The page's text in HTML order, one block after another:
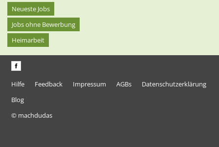
Neueste Jobs
Jobs ohne Bewerbung
Heimarbeit
Hilfe Feedback Impressum AGBs
Datenschutzerklärung
Blog
© machdudas